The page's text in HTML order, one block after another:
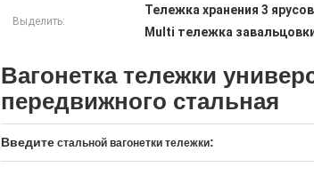
Выделить:
Тележка хранения 3
Multi тележка
Вагонетка тележки
передвижного стальная
Введите стальной вагонетки тележки: